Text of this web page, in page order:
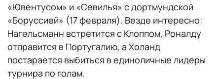
«Ювентусом» и «Севилья» с дортмундской
«Боруссией» (17 февраля). Везде интересно:
Нагельсманн встретится с Клоппом, Роналду
отправится в Португалию, а Холанд
постарается выбиться в единоличные лидеры
турнира по голам.